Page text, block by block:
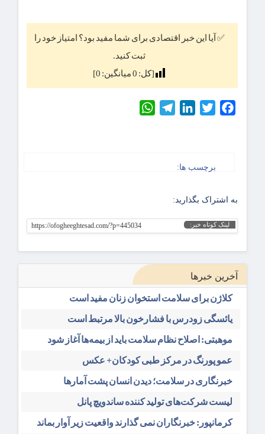
✅ آیا این خبر اقتصادی برای شما مفید بود؟ امتیاز خود را
ثبت کنید.
[کل: 0میانگین: 0
]
Facebook
Twitter
LinkedIn
Telegram
برچسب ها:
به اشتراک بگذارید:
لینک کوتاه خبر: https://ofogheeghtesad.com/?p=445034
آخرین خبرها
کلاژن برای سلامت استخوان زنان مفید است
یائسگی زودرس با فشارخون بالا مرتبط است
موهبتی: اصلاح نظام سلامت باید از بیمه‌ها آغاز شود
عمو پورنگ در مرکز طبی کودکان+ عکس
خبرنگاری در سلامت؛ دیدن انسان پشت آمارها
لیست شرکت‌های تولید کننده ساندویچ پانل
کرمانپور: خبرنگاران نمی گذارند واقعیت زیر آوار بماند